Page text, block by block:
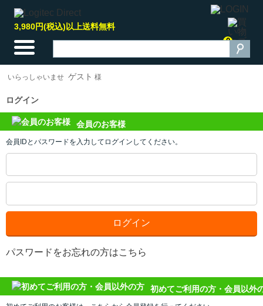
3,980円(税込)以上送料無料
0
いらっしゃいませ ゲスト 様
ログイン
会員のお客様
会員IDとパスワードを入力してログインしてください。
パスワードをお忘れの方はこちら
初めてご利用の方・会員以外